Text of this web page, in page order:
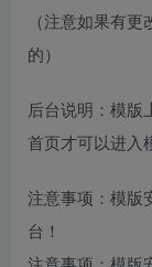
（注意如果有
的）
后台说明：模版
首页才可以进入
注意事项：模版
台！